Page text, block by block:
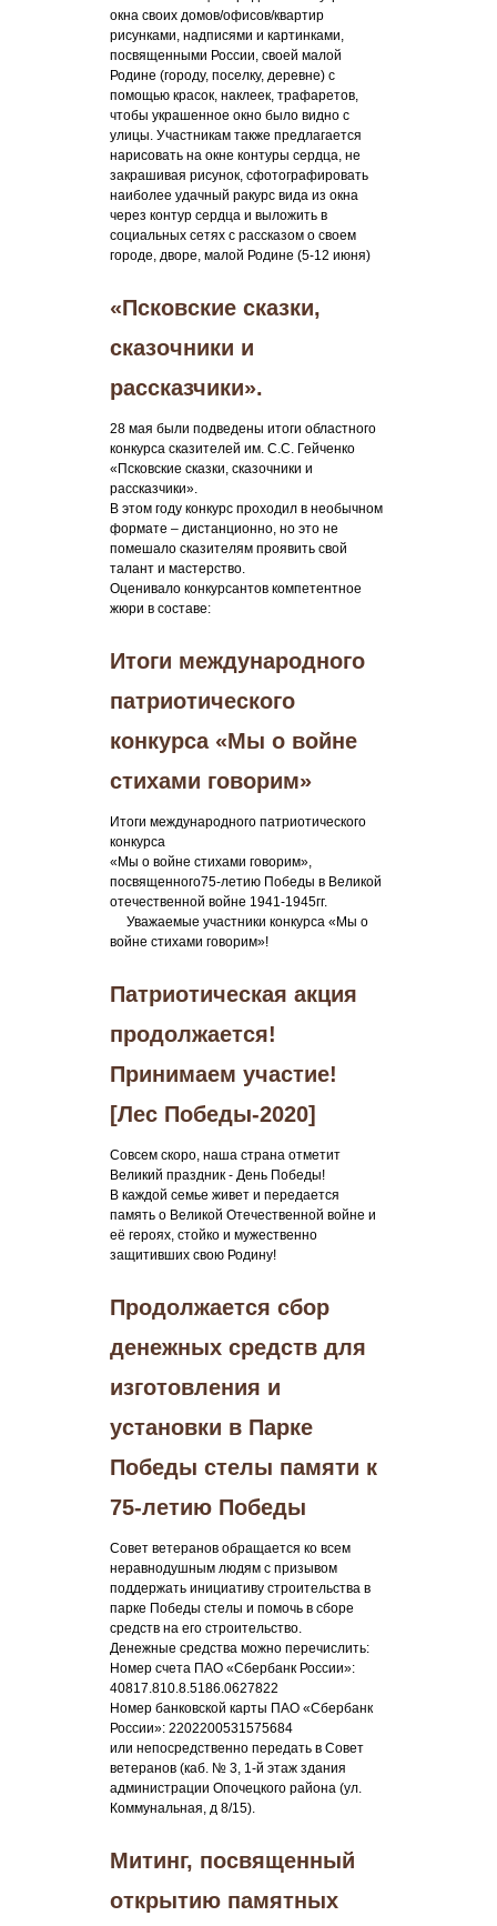
окна своих домов/офисов/квартир
рисунками, надписями и картинками,
посвященными России, своей малой
Родине (городу, поселку, деревне) с
помощью красок, наклеек, трафаретов,
чтобы украшенное окно было видно с
улицы. Участникам также предлагается
нарисовать на окне контуры сердца, не
закрашивая рисунок, сфотографировать
наиболее удачный ракурс вида из окна
через контур сердца и выложить в
социальных сетях с рассказом о своем
городе, дворе, малой Родине (5-12 июня)
«Псковские сказки,
сказочники и
рассказчики».
28 мая были подведены итоги областного
конкурса сказителей им. С.С. Гейченко
«Псковские сказки, сказочники и
рассказчики».
В этом году конкурс проходил в необычном
формате – дистанционно, но это не
помешало сказителям проявить свой
талант и мастерство.
Оценивало конкурсантов компетентное
жюри в составе:
Итоги международного
патриотического
конкурса «Мы о войне
стихами говорим»
Итоги международного патриотического
конкурса
«Мы о войне стихами говорим»,
посвященного75-летию Победы в Великой
отечественной войне 1941-1945гг.
Уважаемые участники конкурса «Мы о
войне стихами говорим»!
Патриотическая акция
продолжается!
Принимаем участие!
[Лес Победы-2020]
Совсем скоро, наша страна отметит
Великий праздник - День Победы!
В каждой семье живет и передается
память о Великой Отечественной войне и
её героях, стойко и мужественно
защитивших свою Родину!
Продолжается сбор
денежных средств для
изготовления и
установки в Парке
Победы стелы памяти к
75-летию Победы
Совет ветеранов обращается ко всем
неравнодушным людям с призывом
поддержать инициативу строительства в
парке Победы стелы и помочь в сборе
средств на его строительство.
Денежные средства можно перечислить:
Номер счета ПАО «Сбербанк России»:
40817.810.8.5186.0627822
Номер банковской карты ПАО «Сбербанк
России»: 2202200531575684
или непосредственно передать в Совет
ветеранов (каб. № 3, 1-й этаж здания
администрации Опочецкого района (ул.
Коммунальная, д 8/15).
Митинг, посвященный
открытию памятных